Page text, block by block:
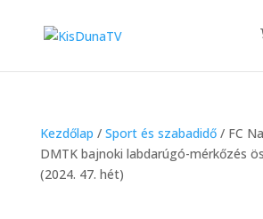
Kezdőlap / Sport és szabadidő/ FC
DMTK bajnoki labdarúgó-mérkőzés
(2024. 47. hét)